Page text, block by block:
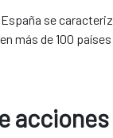
España se
más de 100